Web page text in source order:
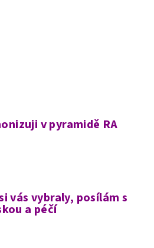
v pyramidě RA
vás vybraly, posílám s
a péčí